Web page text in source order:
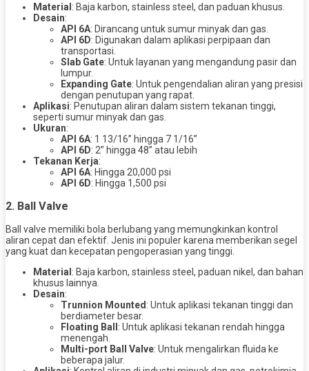
Material : Baja karbon, stainless steel, dan paduan khusus.
Desain:
API 6A: Dirancang untuk sumur minyak dan gas.
API 6D: Digunakan dalam aplikasi perpipaan dan
transportasi.
Slab Gate: Untuk layanan yang mengandung pasir dan
lumpur.
Expanding Gate: Untuk pengendalian aliran yang presisi
dengan penutupan yang rapat.
Aplikasi: Penutupan aliran dalam sistem tekanan tinggi,
seperti sumur minyak dan gas.
Ukuran:
API 6A: 1 13/16” hingga 7 1/16”
API 6D: 2” hingga 48” atau lebih
Tekanan Kerja:
API 6A: Hingga 20,000 psi
API 6D: Hingga 1,500 psi
2. Ball Valve
Ball valve memiliki bola berlubang yang memungkinkan kontrol
aliran cepat dan efektif. Jenis ini populer karena memberikan segel
yang kuat dan kecepatan pengoperasian yang tinggi.
Material : Baja karbon, stainless steel, paduan nikel, dan bahan
khusus lainnya.
Desain:
Trunnion Mounted: Untuk aplikasi tekanan tinggi dan
berdiameter besar.
Floating Ball : Untuk aplikasi tekanan rendah hingga
menengah.
Multi-port Ball Valve: Untuk mengalirkan fluida ke
beberapa jalur.